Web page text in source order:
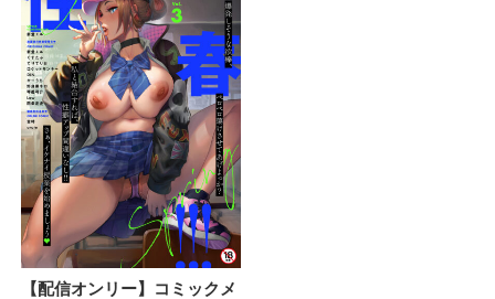
【配信オンリー】コミックメ